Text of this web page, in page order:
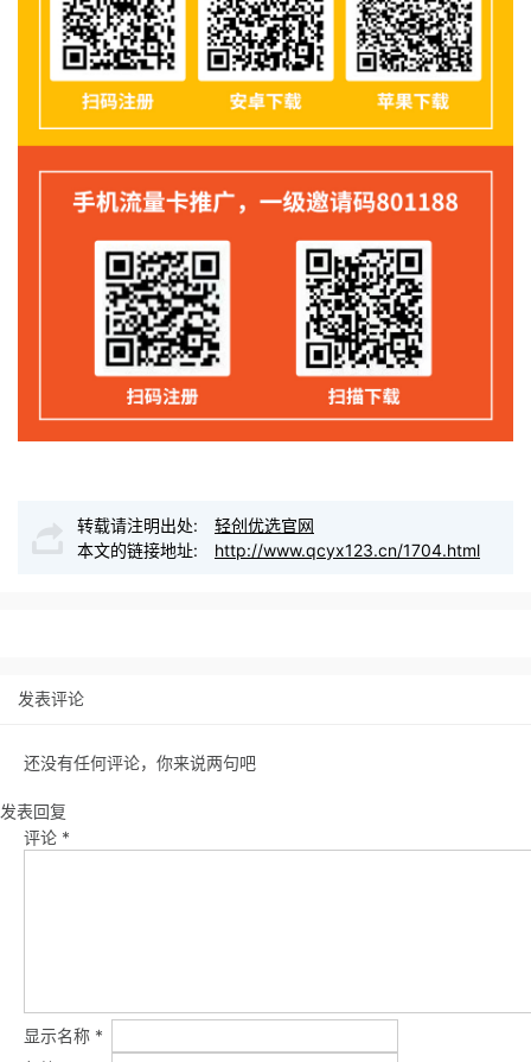
转载请注明出处:
轻创优选官网
本文的链接地址:
http://www.qcyx123.cn/1704.html
发表评论
还没有任何评论，你来说两句吧
发表回复
评论 *
显示名称 *